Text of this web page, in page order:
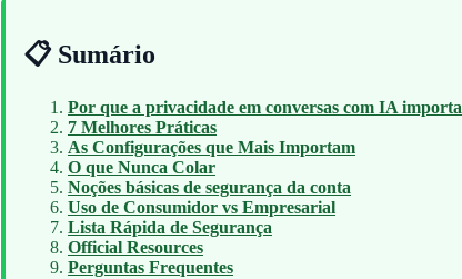
📋 Sumário
Por que a privacidade em conversas com IA importa
7 Melhores Práticas
As Configurações que Mais Importam
O que Nunca Colar
Noções básicas de segurança da conta
Uso de Consumidor vs Empresarial
Lista Rápida de Segurança
Official Resources
Perguntas Frequentes